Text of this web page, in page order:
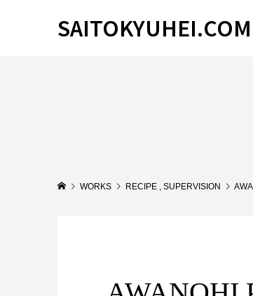
SAITOKYUHEI.COM
WORKS RECIPE , SUPERVISION